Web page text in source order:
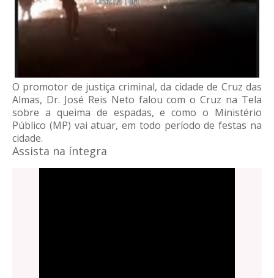
O promotor de justiça criminal, da cidade de Cruz das
Almas, Dr. José Reis Neto falou com o Cruz na Tela
sobre a queima de espadas, e como o Ministério
Público (MP) vai atuar, em todo período de festas na
cidade.
Assista na íntegra